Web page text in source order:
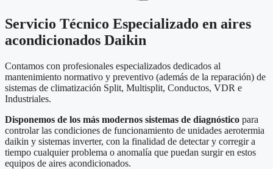
Servicio Técnico Especializado en aires
acondicionados Daikin
Contamos con profesionales especializados dedicados al
mantenimiento normativo y preventivo (además de la reparación) de
sistemas de climatización Split, Multisplit, Conductos, VDR e
Industriales.
Disponemos de los más modernos sistemas de diagnóstico para
controlar las condiciones de funcionamiento de unidades aerotermia
daikin y sistemas inverter, con la finalidad de detectar y corregir a
tiempo cualquier problema o anomalía que puedan surgir en estos
equipos de aires acondicionados.